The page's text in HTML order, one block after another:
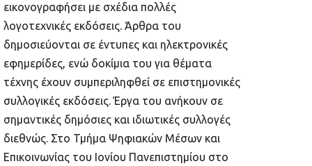
εικονογραφήσει με σχέδια πολλές
λογοτεχνικές εκδόσεις. Άρθρα του
δημοσιεύονται σε έντυπες και ηλεκτρονικές
εφημερίδες, ενώ δοκίμια του για θέματα
τέχνης έχουν συμπεριληφθεί σε επιστημονικές
συλλογικές εκδόσεις. Έργα του ανήκουν σε
σημαντικές δημόσιες και ιδιωτικές συλλογές
διεθνώς. Στο Τμήμα Ψηφιακών Μέσων και
Επικοινωνίας του Ιονίου Πανεπιστημίου στο